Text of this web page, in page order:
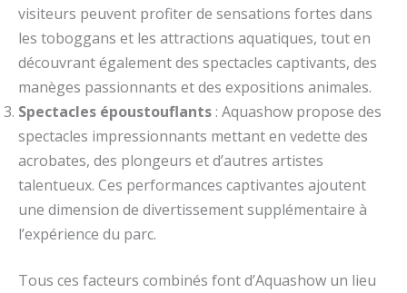
visiteurs peuvent profiter de sensations fortes dans
les toboggans et les attractions aquatiques, tout en
découvrant également des spectacles captivants, des
manèges passionnants et des expositions animales.
Spectacles époustouflants : Aquashow propose des
spectacles impressionnants mettant en vedette des
acrobates, des plongeurs et d’autres artistes
talentueux. Ces performances captivantes ajoutent
une dimension de divertissement supplémentaire à
l’expérience du parc.
Tous ces facteurs combinés font d’Aquashow un lieu